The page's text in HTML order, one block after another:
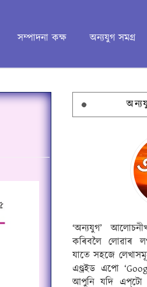
সম্পাদনা কক্ষ অন্যযুগ সমগ্ৰ
‘অন্যযুগ’
কৰিবলৈ লোৱাৰ
যাতে সহজে
এণ্ড্ৰইড এপো
আপুনি যদি এপ্‌টো